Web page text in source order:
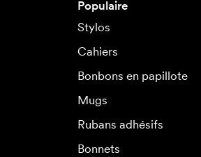
Populaire
Stylos
Cahiers
Bonbons en papillote
Mugs
Rubans adhésifs
Bonnets